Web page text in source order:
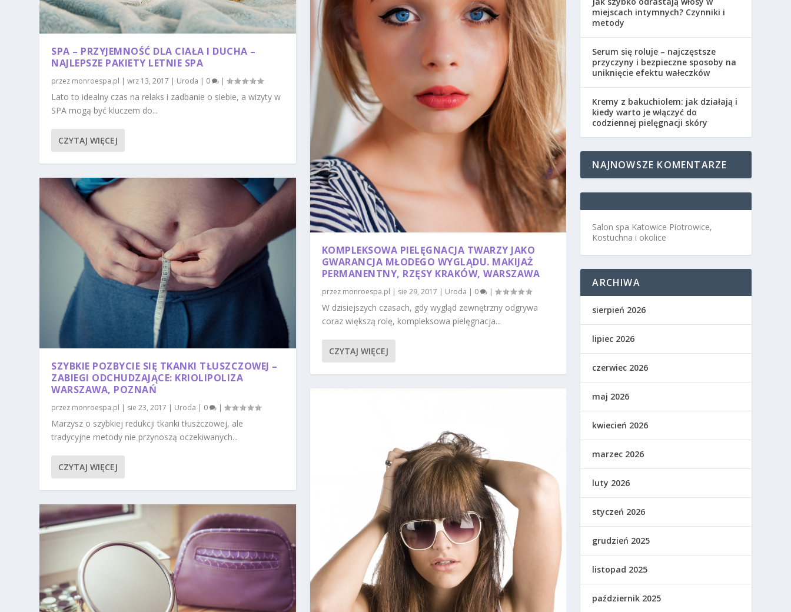
SPA – PRZYJEMNOŚĆ DLA CIAŁA I DUCHA –
NAJLEPSZE PAKIETY LETNIE SPA
przez monroespa.pl |wrz 13, 2017 | Uroda | 0 |
Lato to idealny czas na relaks i zadbanie o siebie, a wizyty w
SPA mogą być kluczem do...
CZYTAJ WIĘCEJ
SZYBKIE POZBYCIE SIĘ TKANKI TŁUSZCZOWEJ –
ZABIEGI ODCHUDZAJĄCE: KRIOLIPOLIZA
WARSZAWA, POZNAŃ
przez monroespa.pl | sie 23, 2017 | Uroda | 0 |
Marzysz o szybkiej redukcji tkanki tłuszczowej, ale
tradycyjne metody nie przynoszą oczekiwanych...
CZYTAJ WIĘCEJ
KOMPLEKSOWA PIELĘGNACJA TWARZY JAKO
GWARANCJA MŁODEGO WYGLĄDU. MAKIJAŻ
PERMANENTNY, RZĘSY KRAKÓW, WARSZAWA
przez monroespa.pl | sie 29, 2017 | Uroda | 0 |
W dzisiejszych czasach, gdy wygląd zewnętrzny odgrywa
coraz większą rolę, kompleksowa pielęgnacja...
CZYTAJ WIĘCEJ
miejscach intymnych? Czynniki i
metody
Serum się roluje – najczęstsze
przyczyny i bezpieczne sposoby na
uniknięcie efektu wałeczków
Kremy z bakuchiolem: jak działają i
kiedy warto je włączyć do
codziennej pielęgnacji skóry
NAJNOWSZE KOMENTARZE
Salon spa Katowice Piotrowice,
Kostuchna i okolice
ARCHIWA
sierpień 2026
lipiec 2026
czerwiec 2026
maj 2026
kwiecień 2026
marzec 2026
luty 2026
styczeń 2026
grudzień 2025
listopad 2025
październik 2025